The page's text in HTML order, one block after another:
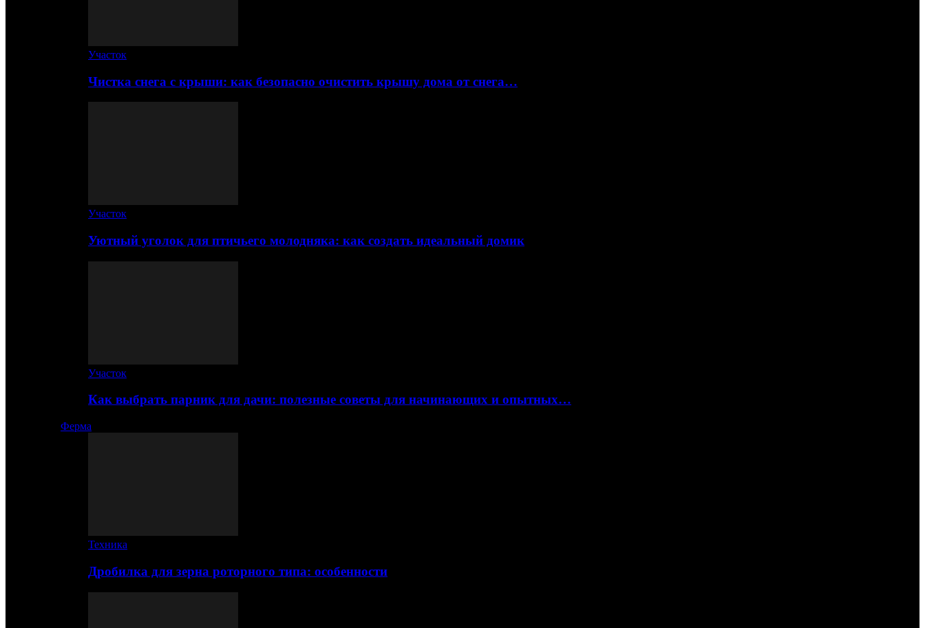
Участок
Чистка снега с крыши: как безопасно очистить крышу дома от снега…
Участок
Уютный уголок для птичьего молодняка: как создать идеальный домик
Участок
Как выбрать парник для дачи: полезные советы для начинающих и опытных…
Ферма
Техника
Дробилка для зерна роторного типа: особенности